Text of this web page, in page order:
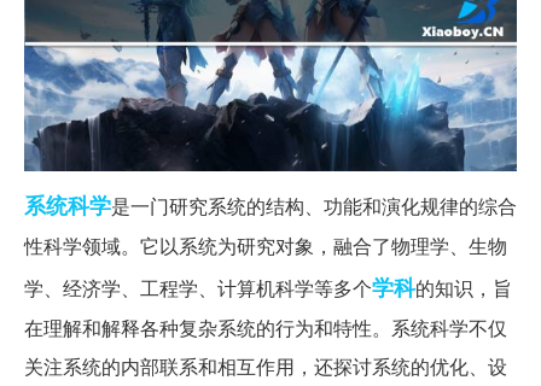
系统科学是一门研究系统的结构、功能和演化规律的综合
性科学领域。它以系统为研究对象，融合了物理学、生物
学、经济学、工程学、计算机科学等多个学科的知识，旨
在理解和解释各种复杂系统的行为和特性。系统科学不仅
关注系统的内部联系和相互作用，还探讨系统的优化、设